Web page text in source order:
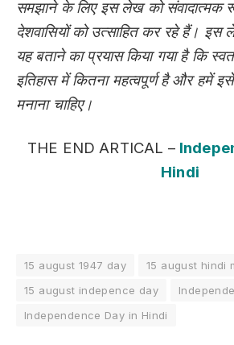
समझाने के लिए इस लेख को संवादात्मक
देशवासियों को उत्साहित कर रहे हैं।
यह बताने का प्रयास किया गया है कि
इतिहास में कितना महत्वपूर्ण है और हमें
मनाना चाहिए।
THE END ARTICAL –
Hindi
15 august 1947 day
15 august hindi
15 august indepence day
Independence Day in Hindi